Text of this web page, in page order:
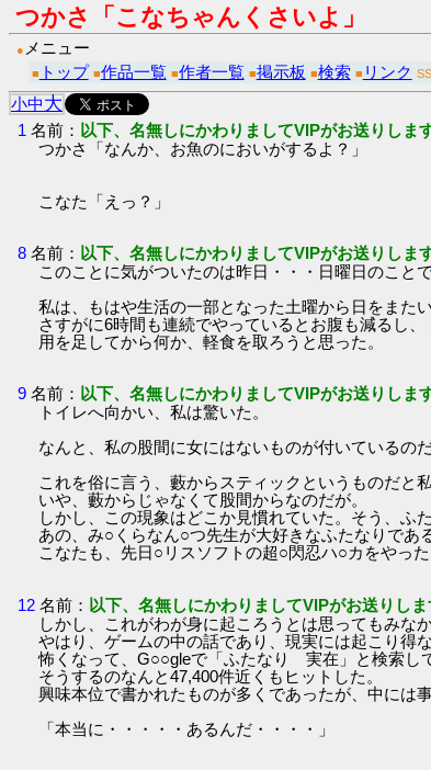
つかさ「こなちゃんくさいよ」
● メニュー
■ トップ ■作品一覧 ■作者一覧 ■掲示板 ■検索 ■ リンク
小中大
1 名前： 以下、名無しにかわりましてVIPがお送りしま
つかさ「なんか、お魚のにおいがするよ？」
こなた「えっ？」
8 名前： 以下、名無しにかわりましてVIPがお送りしま
このことに気がついたのは昨日・・・日曜日のことで
私は、もはや生活の一部となった土曜から日をまた
さすがに6時間も連続でやっているとお腹も減るし、
用を足してから何か、軽食を取ろうと思った。
9 名前： 以下、名無しにかわりましてVIPがお送りしま
トイレへ向かい、私は驚いた。
なんと、私の股間に女にはないものが付いているのだ
これを俗に言う、藪からスティックというものだと私
いや、藪からじゃなくて股間からなのだが。
しかし、この現象はどこか見慣れていた。そう、ふ
あの、み○くらなん○つ先生が大好きなふたなりである
こなたも、先日○リスソフトの超○閃忍ハ○カをやっ
12 名前： 以下、名無しにかわりましてVIPがお送りしま
しかし、これがわが身に起ころうとは思ってもみなか
やはり、ゲームの中の話であり、現実には起こり得
怖くなって、G○○gleで「ふたなり 実在」と検索し
そうするのなんと47,400件近くもヒットした。
興味本位で書かれたものが多くであったが、中には
「本当に・・・・・あるんだ・・・・」